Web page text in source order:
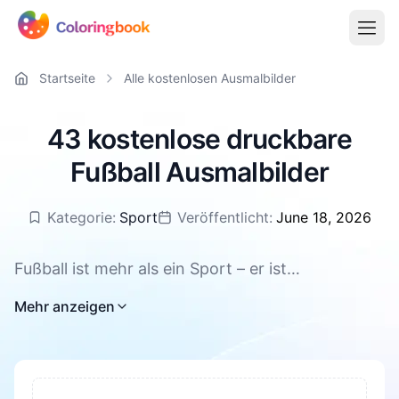
Startseite Alle kostenlosen Ausmalbilder
43 kostenlose druckbare
Fußball Ausmalbilder
Kategorie: Sport Veröffentlicht: June 18, 2026
Fußball ist mehr als ein Sport – er ist
dem Platz. Wer kennt das nicht: das Kribbeln vor
in der Nachspielzeit. Genau dieses Gefühl lässt
sich jetzt auch mit Stift und Farbe festhalten.
Mehr anzeigen